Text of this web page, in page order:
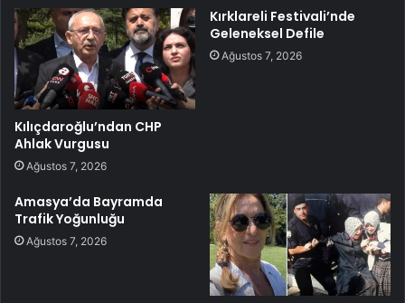
Kılıçdaroğlu’ndan CHP
Ahlak Vurgusu
Ağustos 7, 2026
Kırklareli Festivali’nde
Geleneksel Defile
Ağustos 7, 2026
Amasya’da Bayramda
Trafik Yoğunluğu
Ağustos 7, 2026